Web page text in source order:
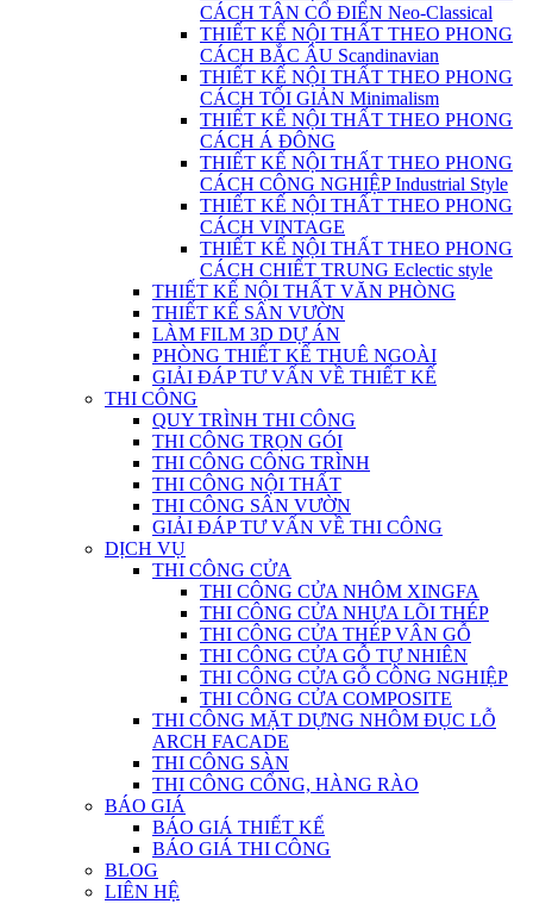
CÁCH TÂN CỔ ĐIỂN Neo-Classical
THIẾT KẾ NỘI THẤT THEO PHONG
CÁCH BẮC ÂU Scandinavian
THIẾT KẾ NỘI THẤT THEO PHONG
CÁCH TỐI GIẢN Minimalism
THIẾT KẾ NỘI THẤT THEO PHONG
CÁCH Á ĐÔNG
THIẾT KẾ NỘI THẤT THEO PHONG
CÁCH CÔNG NGHIỆP Industrial Style
THIẾT KẾ NỘI THẤT THEO PHONG
CÁCH VINTAGE
THIẾT KẾ NỘI THẤT THEO PHONG
CÁCH CHIẾT TRUNG Eclectic style
THIẾT KẾ NỘI THẤT VĂN PHÒNG
THIẾT KẾ SÂN VƯỜN
LÀM FILM 3D DỰ ÁN
PHÒNG THIẾT KẾ THUÊ NGOÀI
GIẢI ĐÁP TƯ VẤN VỀ THIẾT KẾ
THI CÔNG
QUY TRÌNH THI CÔNG
THI CÔNG TRỌN GÓI
THI CÔNG CÔNG TRÌNH
THI CÔNG NỘI THẤT
THI CÔNG SÂN VƯỜN
GIẢI ĐÁP TƯ VẤN VỀ THI CÔNG
DỊCH VỤ
THI CÔNG CỬA
THI CÔNG CỬA NHÔM XINGFA
THI CÔNG CỬA NHỰA LÕI THÉP
THI CÔNG CỬA THÉP VÂN GỖ
THI CÔNG CỬA GỖ TỰ NHIÊN
THI CÔNG CỬA GỖ CÔNG NGHIỆP
THI CÔNG CỬA COMPOSITE
THI CÔNG MẶT DỰNG NHÔM ĐỤC LỖ
ARCH FACADE
THI CÔNG SÀN
THI CÔNG CỔNG, HÀNG RÀO
BÁO GIÁ
BÁO GIÁ THIẾT KẾ
BÁO GIÁ THI CÔNG
BLOG
LIÊN HỆ